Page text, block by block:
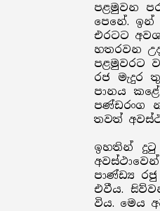
පළමුවන
පෙනේ.
එරටට
හතරවන
පළමුවරට
රජ මැදුර
පානය
පණ්ඩරංග
තවත්
ඉහතින් දුටු
පාණ්ඩ්‍ය
එවීය.
විය. මෙය